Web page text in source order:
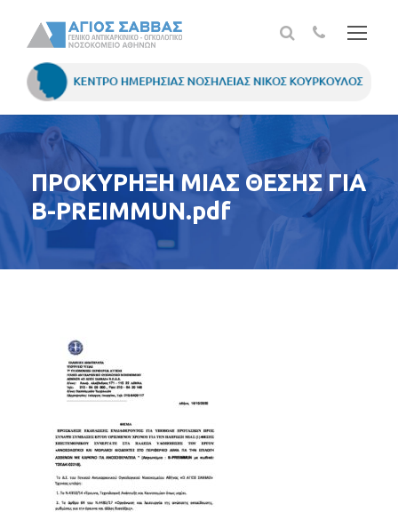
ΠΡΟΚΥΡΗΞΗ ΜΙΑΣ ΘΕΣΗΣ ΓΙΑ
B-PREIMMUN.pdf